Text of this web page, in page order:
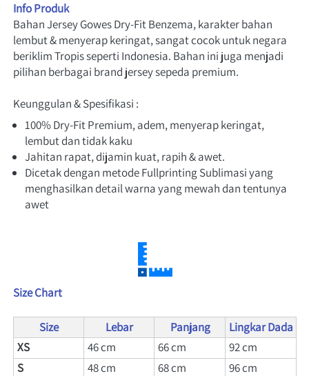
Info Produk
Bahan Jersey Gowes Dry-Fit Benzema, karakter bahan
lembut & menyerap keringat, sangat cocok untuk negara
beriklim Tropis seperti Indonesia. Bahan ini juga menjadi
pilihan berbagai brand jersey sepeda premium.
Keunggulan & Spesifikasi :
100% Dry-Fit Premium, adem, menyerap keringat,
lembut dan tidak kaku
Jahitan rapat, dijamin kuat, rapih & awet.
Dicetak dengan metode Fullprinting Sublimasi yang
menghasilkan detail warna yang mewah dan tentunya
awet
Size Chart
Size Lebar Panjang
Lingkar Dada
XS
46 cm 66 cm 92 cm
S
48 cm 68 cm 96 cm